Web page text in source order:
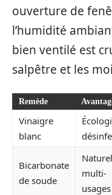
ouverture de
l’humidité
bien ventilé est
salpêtre et les
Remède
Vinaigre
blanc
Bicarbonate
de soude
multi-
usages